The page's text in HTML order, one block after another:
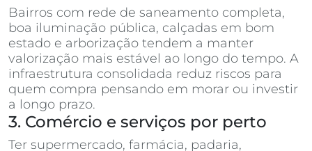
Bairros com rede de saneamento completa,
boa iluminação pública, calçadas em bom
estado e arborização tendem a manter
valorização mais estável ao longo do tempo. A
infraestrutura consolidada reduz riscos para
quem compra pensando em morar ou investir
a longo prazo.
3. Comércio e serviços por perto
Ter supermercado, farmácia, padaria,